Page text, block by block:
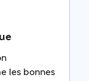
les bonnes